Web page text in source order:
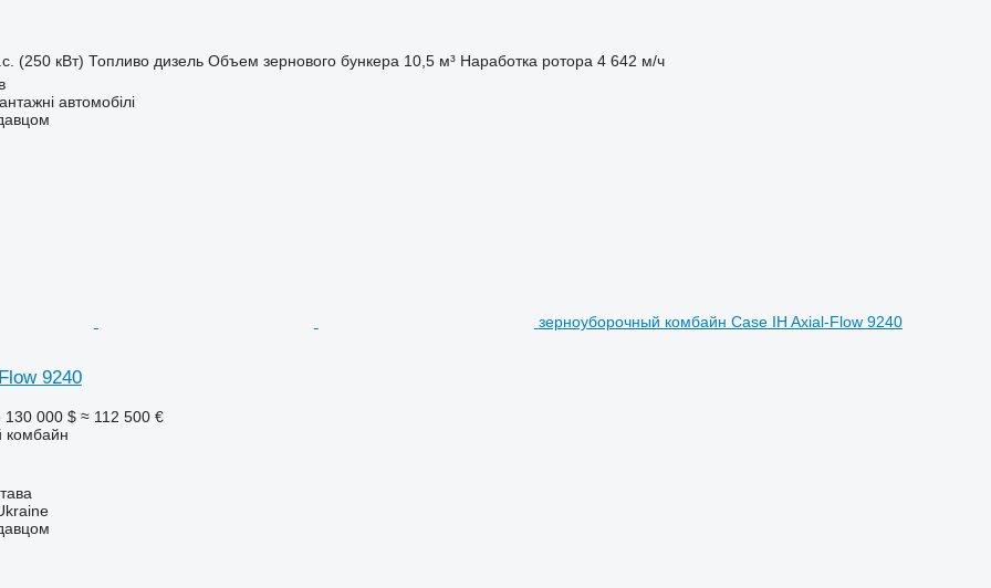
(250 кВт) Топливо дизель Объем зернового бункера 10,5 м³ Наработка ротора 4 642 м/ч
автомобілі
зерноуборочный комбайн Case IH Axial-Flow 9240
9240
130 000 $ ≈ 112 500 €
комбайн